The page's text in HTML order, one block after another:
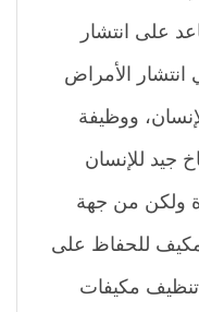
على انتشار
انتشار الأمراض
ووظيفة
جيد للإنسان
ولكن من جهة
للحفاظ على
مكيفات